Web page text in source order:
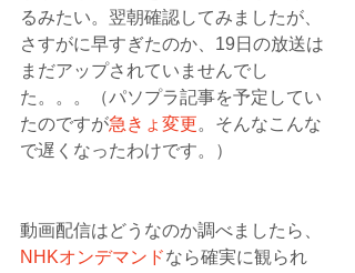
るみたい。翌朝確認してみましたが、
さすがに早すぎたのか、19日の放送は
まだアップされていませんでし
た。。。（パソプラ記事を予定してい
たのですが急きょ変更。そんなこんな
で遅くなったわけです。）
動画配信はどうなのか調べましたら、
NHKオンデマンドなら確実に観られ